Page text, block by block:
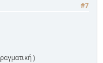
#7
)